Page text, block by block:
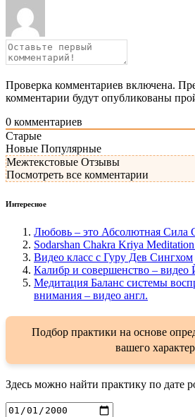
Проверка комментариев включена.
комментарии будут опубликованы
0 комментариев
Старые
Новые Популярные
Межтекстовые Отзывы
Посмотреть все комментарии
Интересное
Любовь – это Абсолютная Сила
Sodarshan Chakra Kriya
Видео класс с Гуру Дев Сингхом
Калибр и совершенство –
Медитация Баланс системы
внимания – видео англ.
Подбор практики на основе
вашего
Здесь можно найти практику по дате